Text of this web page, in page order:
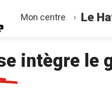
Mon centre Le
intègre le